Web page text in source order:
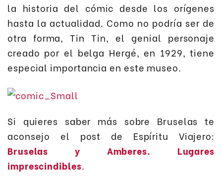
la historia del cómic desde los orígenes
hasta la actualidad. Como no podría ser de
otra forma, Tin Tin, el genial personaje
creado por el belga Hergé, en 1929, tiene
especial importancia en este museo.
Si quieres saber más sobre Bruselas te
aconsejo el post de Espíritu Viajero:
Bruselas y Amberes. Lugares
imprescindibles.